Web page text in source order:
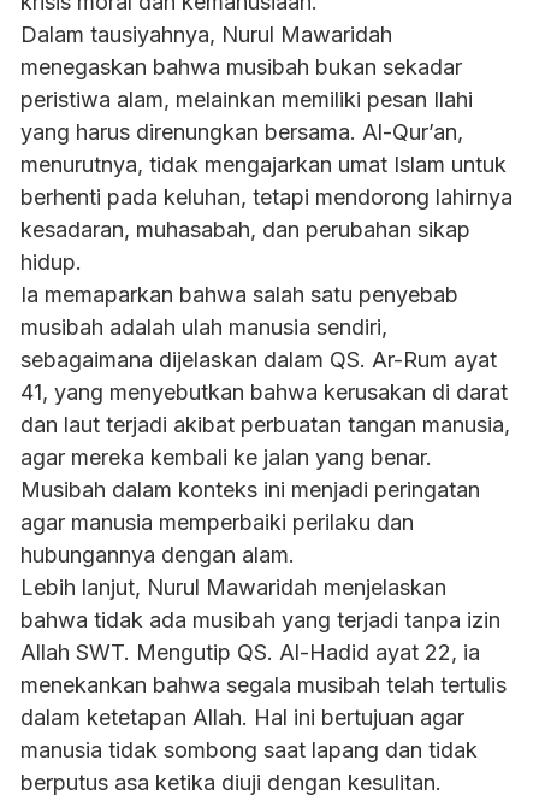
Dalam tausiyahnya, Nurul Mawaridah
menegaskan bahwa musibah bukan sekadar
peristiwa alam, melainkan memiliki pesan Ilahi
yang harus direnungkan bersama. Al-Qur’an,
menurutnya, tidak mengajarkan umat Islam untuk
berhenti pada keluhan, tetapi mendorong lahirnya
kesadaran, muhasabah, dan perubahan sikap
hidup.
Ia memaparkan bahwa salah satu penyebab
musibah adalah ulah manusia sendiri,
sebagaimana dijelaskan dalam QS. Ar-Rum ayat
41, yang menyebutkan bahwa kerusakan di darat
dan laut terjadi akibat perbuatan tangan manusia,
agar mereka kembali ke jalan yang benar.
Musibah dalam konteks ini menjadi peringatan
agar manusia memperbaiki perilaku dan
hubungannya dengan alam.
Lebih lanjut, Nurul Mawaridah menjelaskan
bahwa tidak ada musibah yang terjadi tanpa izin
Allah SWT. Mengutip QS. Al-Hadid ayat 22, ia
menekankan bahwa segala musibah telah tertulis
dalam ketetapan Allah. Hal ini bertujuan agar
manusia tidak sombong saat lapang dan tidak
berputus asa ketika diuji dengan kesulitan.